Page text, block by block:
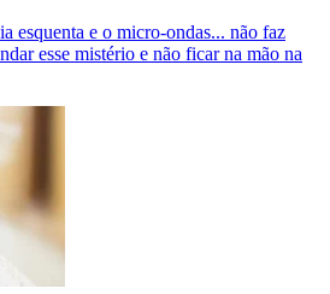
esquenta e o micro-ondas... não faz
esse mistério e não ficar na mão na